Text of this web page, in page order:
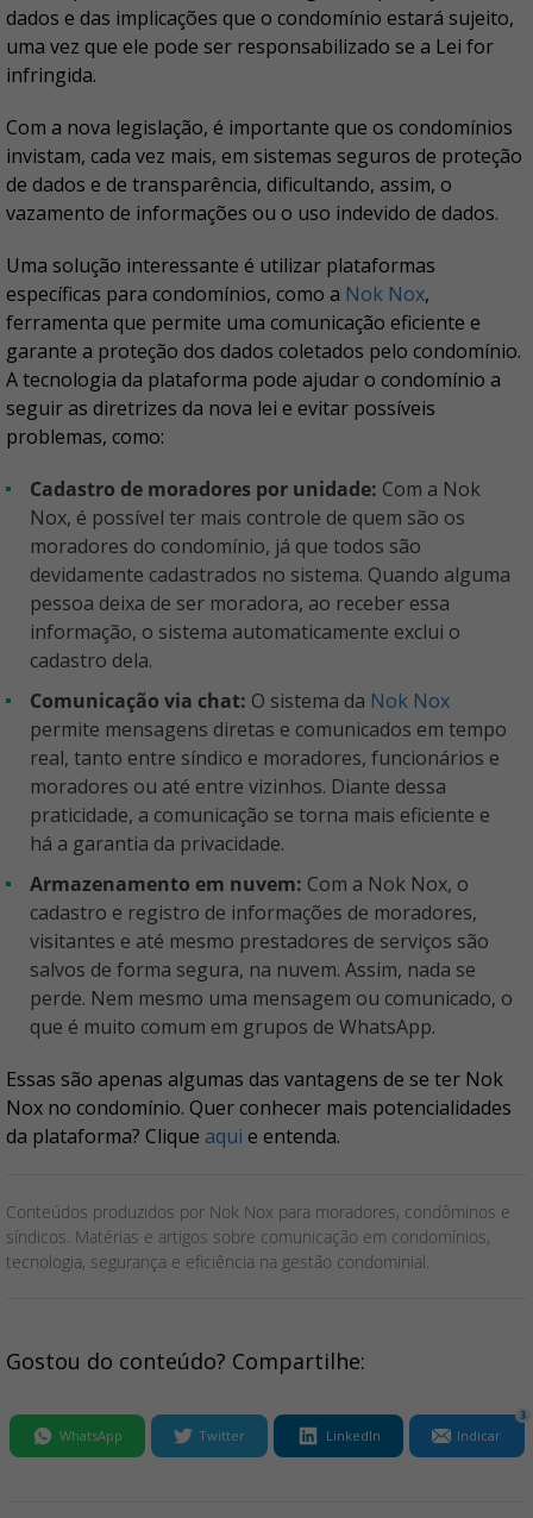
dados e das implicações que o condomínio estará sujeito,
uma vez que ele pode ser responsabilizado se a Lei for
infringida.
Com a nova legislação, é importante que os condomínios
invistam, cada vez mais, em sistemas seguros de proteção
de dados e de transparência, dificultando, assim, o
vazamento de informações ou o uso indevido de dados.
Uma solução interessante é utilizar plataformas
específicas para condomínios, como a Nok Nox,
ferramenta que permite uma comunicação eficiente e
garante a proteção dos dados coletados pelo condomínio.
A tecnologia da plataforma pode ajudar o condomínio a
seguir as diretrizes da nova lei e evitar possíveis
problemas, como:
Cadastro de moradores por unidade: Com a Nok
Nox, é possível ter mais controle de quem são os
moradores do condomínio, já que todos são
devidamente cadastrados no sistema. Quando alguma
pessoa deixa de ser moradora, ao receber essa
informação, o sistema automaticamente exclui o
cadastro dela.
Comunicação via chat: O sistema da Nok Nox
permite mensagens diretas e comunicados em tempo
real, tanto entre síndico e moradores, funcionários e
moradores ou até entre vizinhos. Diante dessa
praticidade, a comunicação se torna mais eficiente e
há a garantia da privacidade.
Armazenamento em nuvem: Com a Nok Nox, o
cadastro e registro de informações de moradores,
visitantes e até mesmo prestadores de serviços são
salvos de forma segura, na nuvem. Assim, nada se
perde. Nem mesmo uma mensagem ou comunicado, o
que é muito comum em grupos de WhatsApp.
Essas são apenas algumas das vantagens de se ter Nok
Nox no condomínio. Quer conhecer mais potencialidades
da plataforma? Clique aqui e entenda.
Conteúdos produzidos por Nok Nox para moradores, condôminos e
síndicos. Matérias e artigos sobre comunicação em condomínios,
tecnologia, segurança e eficiência na gestão condominial.
Gostou do conteúdo? Compartilhe:
WhatsApp Twitter LinkedIn Indicar
3